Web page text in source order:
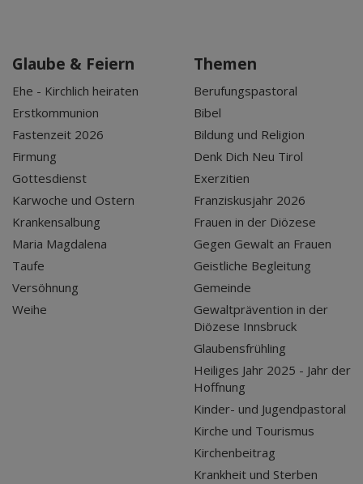
Glaube & Feiern
Ehe - Kirchlich heiraten
Erstkommunion
Fastenzeit 2026
Firmung
Gottesdienst
Karwoche und Ostern
Krankensalbung
Maria Magdalena
Taufe
Versöhnung
Weihe
Themen
Berufungspastoral
Bibel
Bildung und Religion
Denk Dich Neu Tirol
Exerzitien
Franziskusjahr 2026
Frauen in der Diözese
Gegen Gewalt an Frauen
Geistliche Begleitung
Gemeinde
Gewaltprävention in der
Diözese Innsbruck
Glaubensfrühling
Heiliges Jahr 2025 - Jahr der
Hoffnung
Kinder- und Jugendpastoral
Kirche und Tourismus
Kirchenbeitrag
Krankheit und Sterben